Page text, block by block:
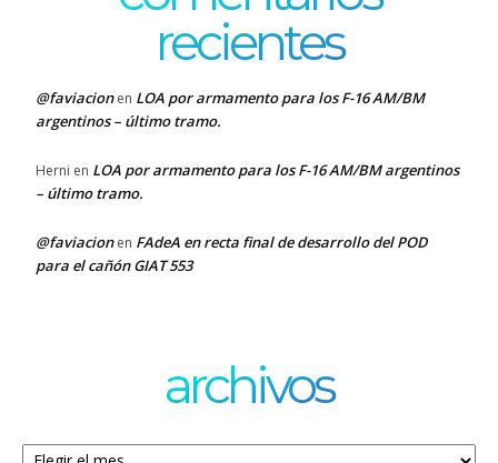
recientes
@faviacionen LOA por armamento para los F-16 AM/BM
argentinos – último tramo.
Herni en LOA por armamento para los F-16 AM/BM argentinos
– último tramo.
@faviacionen FAdeA en recta final de desarrollo del POD
para el cañón GIAT 553
archivos
Archivos